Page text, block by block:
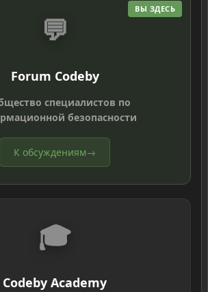
ВЫ ЗДЕСЬ
💬
Forum Codeby
специалистов по
безопасности
К обсуждениям→
🎓
Codeby Academy